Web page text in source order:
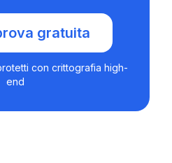
gratuita
con crittografia high-
end